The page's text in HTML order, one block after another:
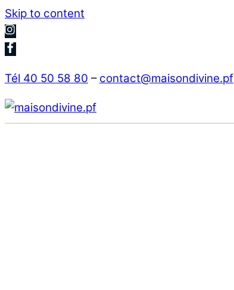
Skip to content
Tél 40 50 58 80 – contact@maisondivine.pf